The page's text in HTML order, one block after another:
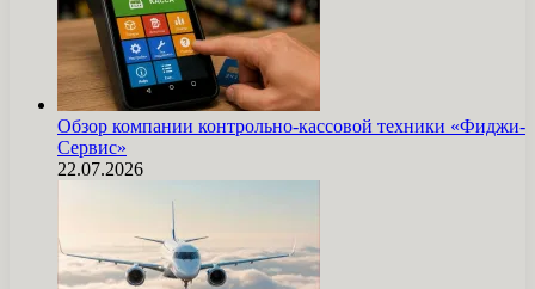
Обзор компании контрольно-кассовой техники «Фиджи-
Сервис»
22.07.2026